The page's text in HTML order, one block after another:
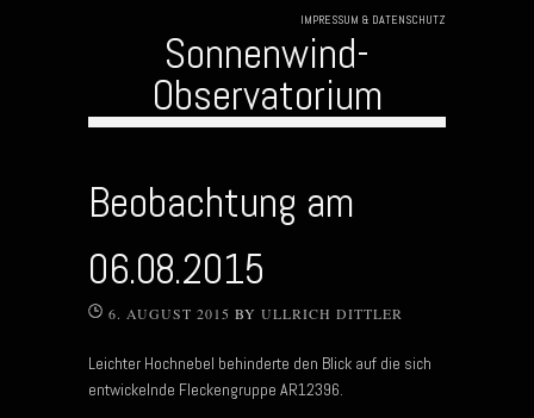
IMPRESSUM & DATENSCHUTZ
Sonnenwind-
Observatorium
Beobachtung am
06.08.2015
6. AUGUST 2015 BY ULLRICH DITTLER
Leichter Hochnebel behinderte den Blick auf die sich
entwickelnde Fleckengruppe AR12396.